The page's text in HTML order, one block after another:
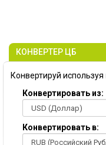
КОНВЕРТЕР ЦБ
Конвертируй используя
Конвертировать из:
Конвертировать в: